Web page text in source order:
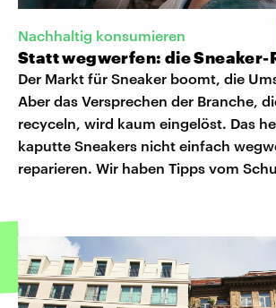
Nachhaltig konsumieren
Statt wegwerfen: die
Der Markt für Sneaker boomt, die
Aber das Versprechen der Branche,
recyceln, wird kaum eingelöst. Das
kaputte Sneakers nicht einfach
reparieren. Wir haben Tipps vom